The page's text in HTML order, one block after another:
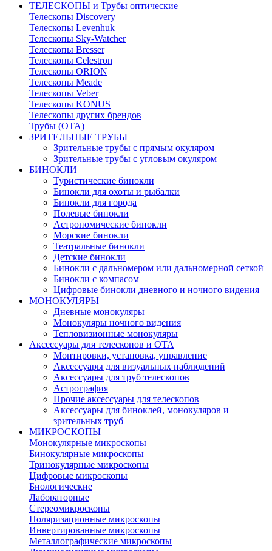
ТЕЛЕСКОПЫ и Трубы оптические
Телескопы Discovery
Телескопы Levenhuk
Телескопы Sky-Watcher
Телескопы Bresser
Телескопы Celestron
Телескопы ORION
Телескопы Meade
Телескопы Veber
Телескопы KONUS
Телескопы других брендов
Трубы (ОТА)
ЗРИТЕЛЬНЫЕ ТРУБЫ
Зрительные трубы с прямым окуляром
Зрительные трубы с угловым окуляром
БИНОКЛИ
Туристические бинокли
Бинокли для охоты и рыбалки
Бинокли для города
Полевые бинокли
Астрономические бинокли
Морские бинокли
Театральные бинокли
Детские бинокли
Бинокли с дальномером или дальномерной сеткой
Бинокли с компасом
Цифровые бинокли дневного и ночного видения
МОНОКУЛЯРЫ
Дневные монокуляры
Монокуляры ночного видения
Тепловизионные монокуляры
Аксессуары для телескопов и ОТА
Монтировки, установка, управление
Аксессуары для визуальных наблюдений
Аксессуары для труб телескопов
Астрография
Прочие аксессуары для телескопов
Аксессуары для биноклей, монокуляров и
зрительных труб
МИКРОСКОПЫ
Монокулярные микроскопы
Бинокулярные микроскопы
Тринокулярные микроскопы
Цифровые микроскопы
Биологические
Лабораторные
Стереомикроскопы
Поляризационные микроскопы
Инвертированные микроскопы
Металлографические микроскопы